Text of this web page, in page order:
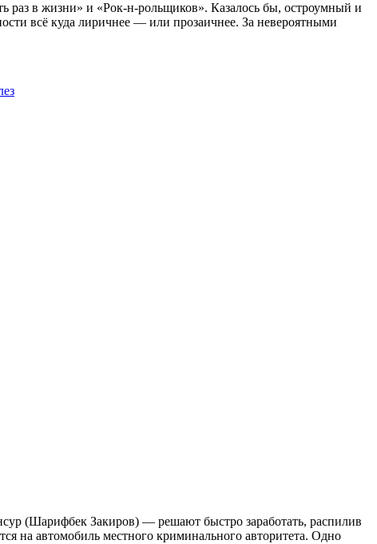
в жизни» и «Рок-н-рольщиков». Казалось бы, остроумный и
всё куда лиричнее — или прозаичнее. За невероятными
(Шарифбек Закиров) — решают быстро заработать, распилив
на автомобиль местного криминального авторитета. Одно